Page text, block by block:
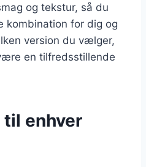
og tekstur, så du
kombination for dig og
version du vælger,
en tilfredsstillende
til enhver